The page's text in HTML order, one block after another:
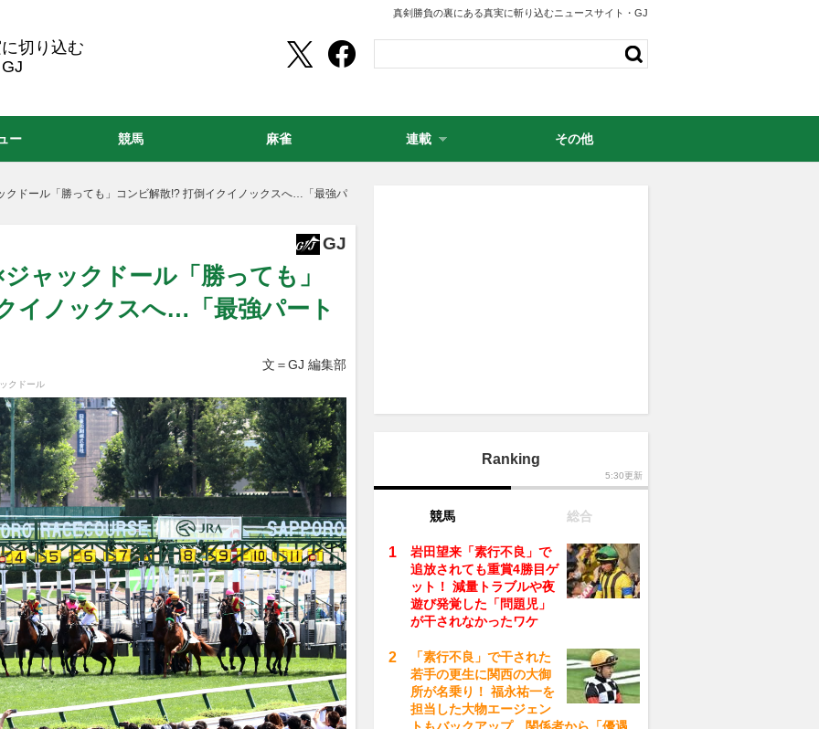
真剣勝負の裏にある真実に斬り込むニュースサイト・GJ
切り込む
クドール「勝っても」コンビ解散!? 打倒イクイノックスへ…「最強パ
GJ
ャックドール「勝っても」
イノックスへ…「最強パート
文＝GJ 編集部
クドール
Ranking
5:30更新
競馬 総合
岩田望来「素行不良」で
追放されても重賞4勝目ゲ
ット！ 減量トラブルや夜
遊び発覚した「問題児」
が干されなかったワケ
「素行不良」で干された
若手の更生に関西の大御
所が名乗り！ 福永祐一を
担当した大物エージェン
ー 競馬 麻雀 連載 その他